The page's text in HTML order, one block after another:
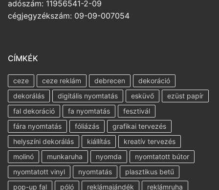
adószám: 11956541-2-09
cégjegyzékszám: 09-09-007054
CÍMKÉK
ceze ceze reklám debrecen
dekoráció
dekorálás
digitális nyomtatás esküvő
ezüst papír
fal dekoráció
fa nyomtatás
fesztivál
fára nyomtatás
fóliázás
grafikai tervezés
helyszíni dekorálás
kiállítás
kreatív tervezés
molinó
munkaruha nyomda
nyomtatott bútor
nyomtatott vinyl
nyomtatás
plasztikus betű
pop-up fal
póló reklámajándék reklámruha